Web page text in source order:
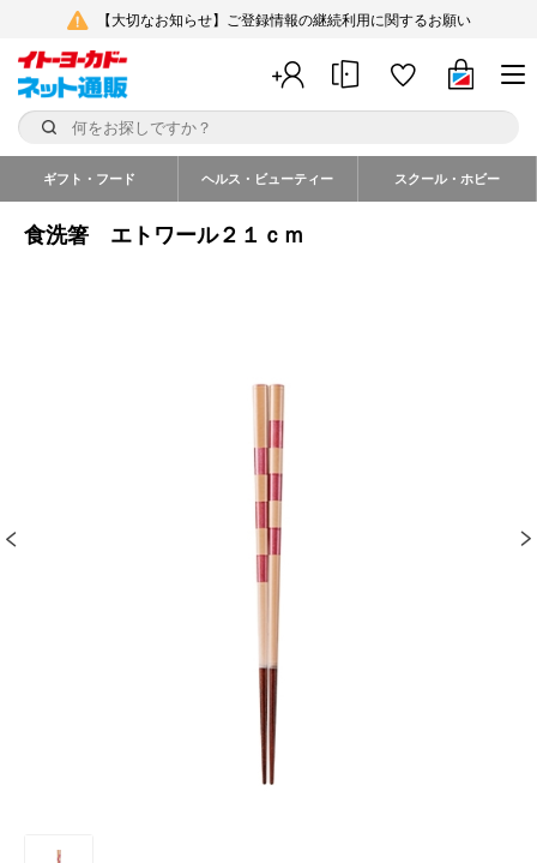
【大切なお知らせ】ご登録情報の継続利用に関するお願い
ギフト・フード ヘルス・ビューティー スクール・ホビー
食洗箸 エトワール２１ｃｍ